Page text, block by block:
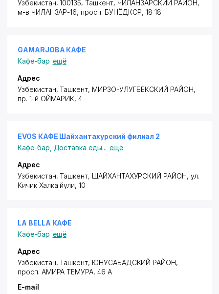
Узбекистан, 100135, Ташкент, ЧИЛАНЗАРСКИЙ РАЙОН,
м-в ЧИЛАНЗАР-16, просп. БУНЁДКОР, 18 18
GAMARJOBA КАФЕ
Кафе-бар ещё
Адрес
Узбекистан, Ташкент, МИРЗО-УЛУГБЕКСКИЙ РАЙОН,
пр. 1-й ОЙМАРИК, 4
EVOS КАФЕ Шайхантахурский филиал 2
Кафе-бар Доставка еды... ещё
Адрес
Узбекистан, Ташкент, ШАЙХАНТАХУРСКИЙ РАЙОН, ул.
Кичик Халка йули, 10
LA BELLA КАФЕ
Кафе-бар ещё
Адрес
Узбекистан, Ташкент, ЮНУСАБАДСКИЙ РАЙОН,
просп. АМИРА ТЕМУРА, 46 А
E-mail